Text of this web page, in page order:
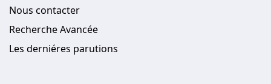
Nous contacter
Recherche Avancée
Les derniéres parutions